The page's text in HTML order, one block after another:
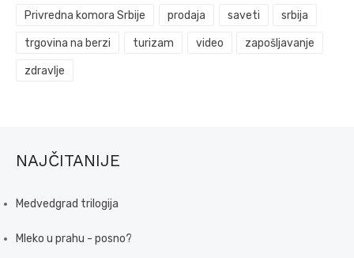
Privredna komora Srbije prodaja saveti srbija
trgovina na berzi turizam video zapošljavanje
zdravlje
NAJČITANIJE
Medvedgrad trilogija
Mleko u prahu - posno?